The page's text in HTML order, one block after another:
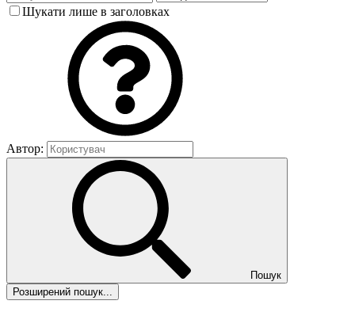
Шукати лише в заголовках
Автор:
Пошук
Розширений пошук...